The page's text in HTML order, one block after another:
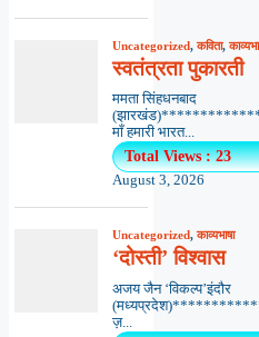
Uncategorized,कविता,
स्वतंत्रता पुकारती
ममता सिंहधनबाद
माँ हमारी भारत...
Total Views : 23
August 3, 2026
Uncategorized,काव्यभाषा
‘दोस्ती’ विश्वास
अजय जैन ‘विकल्प’इंदौर
ज़...